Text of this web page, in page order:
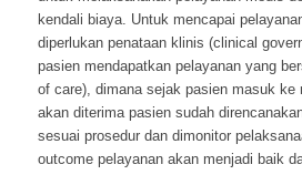
kendali biaya. Untuk mencapai
diperlukan penataan klinis (clinical
pasien mendapatkan pelayanan yang
of care), dimana sejak pasien masuk ke
akan diterima pasien sudah
sesuai prosedur dan dimonitor
outcome pelayanan akan menjadi baik